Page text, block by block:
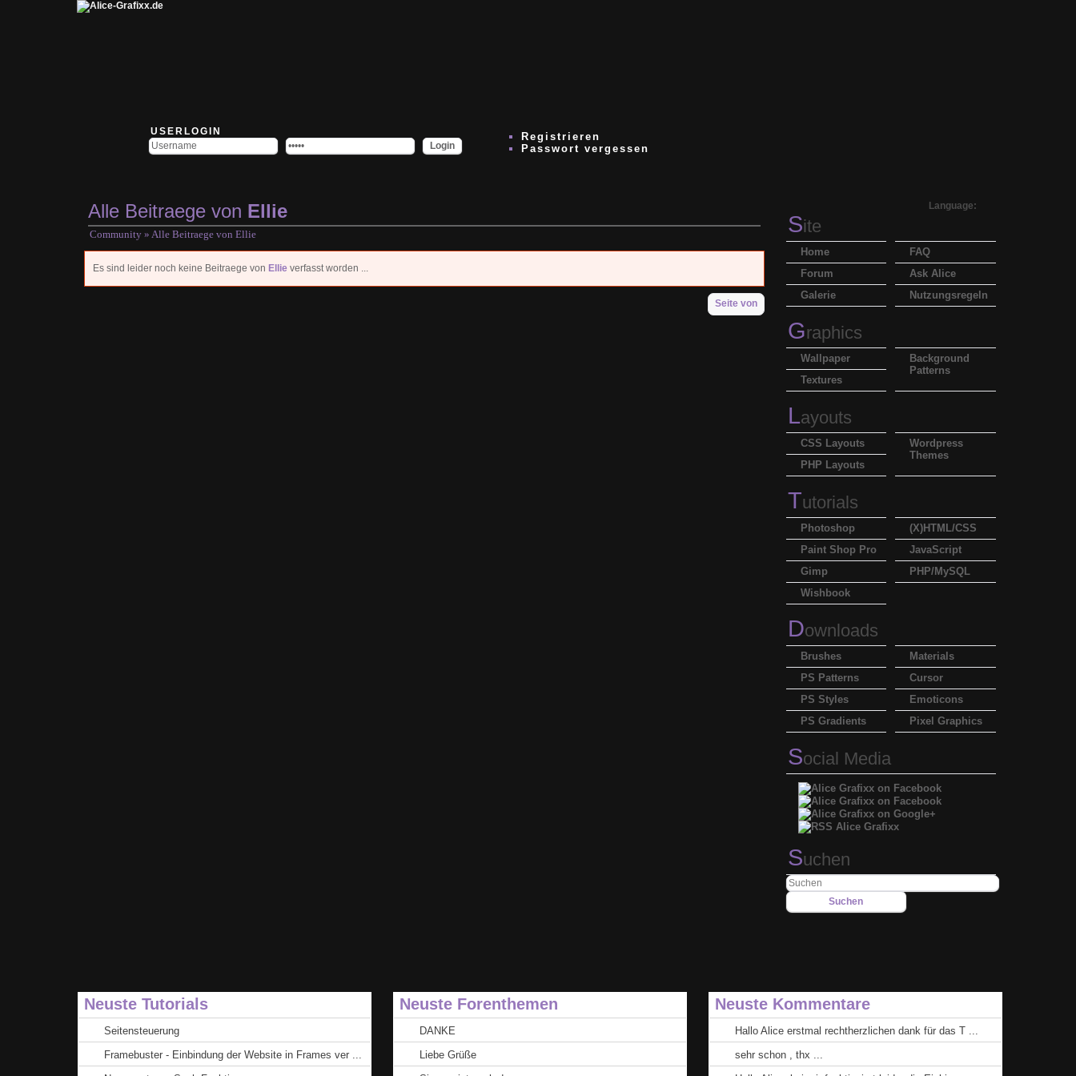
USERLOGIN
Registrieren
Passwort vergessen
Alle Beitraege von Ellie
Community» Alle Beitraege von Ellie
Es sind leider noch keine Beitraege von Ellieverfasst worden ...
Seite von
Language:
Site
FAQ
Ask Alice
Nutzungsregeln
Home
Forum
Galerie
Graphics
Background
Patterns
Wallpaper
Textures
Layouts
Wordpress
Themes
CSS Layouts
PHP Layouts
Tutorials
(X)HTML/CSS
JavaScript
PHP/MySQL
Photoshop
Paint Shop Pro
Gimp
Wishbook
Downloads
Materials
Cursor
Emoticons
Pixel Graphics
Brushes
PS Patterns
PS Styles
PS Gradients
Social Media
Suchen
Neuste Tutorials
Seitensteuerung
Framebuster - Einbindung der Website in Frames ver ...
Neuste Forenthemen
DANKE
Liebe Grüße
Neuste Kommentare
Hallo Alice erstmal rechtherzlichen dank für das T ...
sehr schon , thx ...